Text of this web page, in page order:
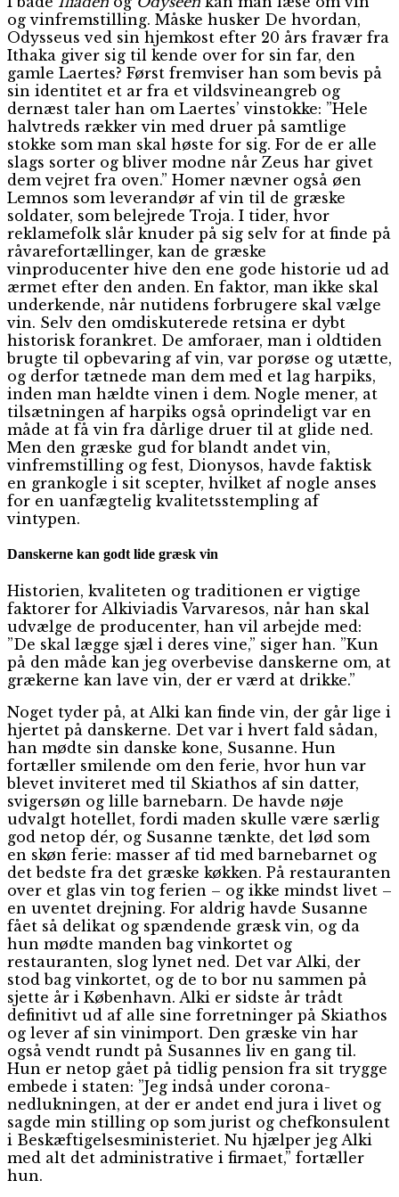
og vinfremstilling. Måske husker De hvordan,
Odysseus ved sin hjemkost efter 20 års fravær fra
Ithaka giver sig til kende over for sin far, den
gamle Laertes? Først fremviser han som bevis på
sin identitet et ar fra et vildsvineangreb og
dernæst taler han om Laertes’ vinstokke: ”Hele
halvtreds rækker vin med druer på samtlige
stokke som man skal høste for sig. For de er alle
slags sorter og bliver modne når Zeus har givet
dem vejret fra oven.” Homer nævner også øen
Lemnos som leverandør af vin til de græske
soldater, som belejrede Troja. I tider, hvor
reklamefolk slår knuder på sig selv for at finde på
råvarefortællinger, kan de græske
vinproducenter hive den ene gode historie ud ad
ærmet efter den anden. En faktor, man ikke skal
underkende, når nutidens forbrugere skal vælge
vin. Selv den omdiskuterede retsina er dybt
historisk forankret. De amforaer, man i oldtiden
brugte til opbevaring af vin, var porøse og utætte,
og derfor tætnede man dem med et lag harpiks,
inden man hældte vinen i dem. Nogle mener, at
tilsætningen af harpiks også oprindeligt var en
måde at få vin fra dårlige druer til at glide ned.
Men den græske gud for blandt andet vin,
vinfremstilling og fest, Dionysos, havde faktisk
en grankogle i sit scepter, hvilket af nogle anses
for en uanfægtelig kvalitetsstempling af
vintypen.
Danskerne kan godt lide græsk vin
Historien, kvaliteten og traditionen er vigtige
faktorer for Alkiviadis Varvaresos, når han skal
udvælge de producenter, han vil arbejde med:
”De skal lægge sjæl i deres vine,” siger han. ”Kun
på den måde kan jeg overbevise danskerne om, at
grækerne kan lave vin, der er værd at drikke.”
Noget tyder på, at Alki kan finde vin, der går lige i
hjertet på danskerne. Det var i hvert fald sådan,
han mødte sin danske kone, Susanne. Hun
fortæller smilende om den ferie, hvor hun var
blevet inviteret med til Skiathos af sin datter,
svigersøn og lille barnebarn. De havde nøje
udvalgt hotellet, fordi maden skulle være særlig
god netop dér, og Susanne tænkte, det lød som
en skøn ferie: masser af tid med barnebarnet og
det bedste fra det græske køkken. På restauranten
over et glas vin tog ferien – og ikke mindst livet –
en uventet drejning. For aldrig havde Susanne
fået så delikat og spændende græsk vin, og da
hun mødte manden bag vinkortet og
restauranten, slog lynet ned. Det var Alki, der
stod bag vinkortet, og de to bor nu sammen på
sjette år i København. Alki er sidste år trådt
definitivt ud af alle sine forretninger på Skiathos
og lever af sin vinimport. Den græske vin har
også vendt rundt på Susannes liv en gang til.
Hun er netop gået på tidlig pension fra sit trygge
embede i staten: ”Jeg indså under corona-
nedlukningen, at der er andet end jura i livet og
sagde min stilling op som jurist og chefkonsulent
i Beskæftigelsesministeriet. Nu hjælper jeg Alki
med alt det administrative i firmaet,” fortæller
hun.